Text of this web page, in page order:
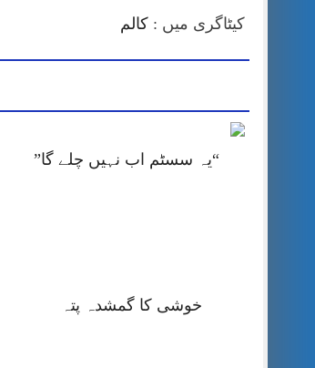
کیٹاگری میں : کالم
“یہ سسٹم اب نہیں چلے گا”
خوشی کا گمشدہ پتہ